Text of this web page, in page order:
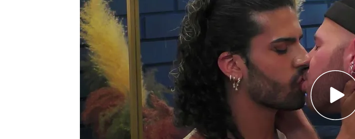
Descubre al completo la cita de Yurell y Gabi
¡Momentazo! Un soltero de 'First Dates' se pone a
familia en plena cita: "Lo nuestro ha sido una cita a
Compartir
Por la puerta del restaurante de 'First Dates' entra
Yurell,